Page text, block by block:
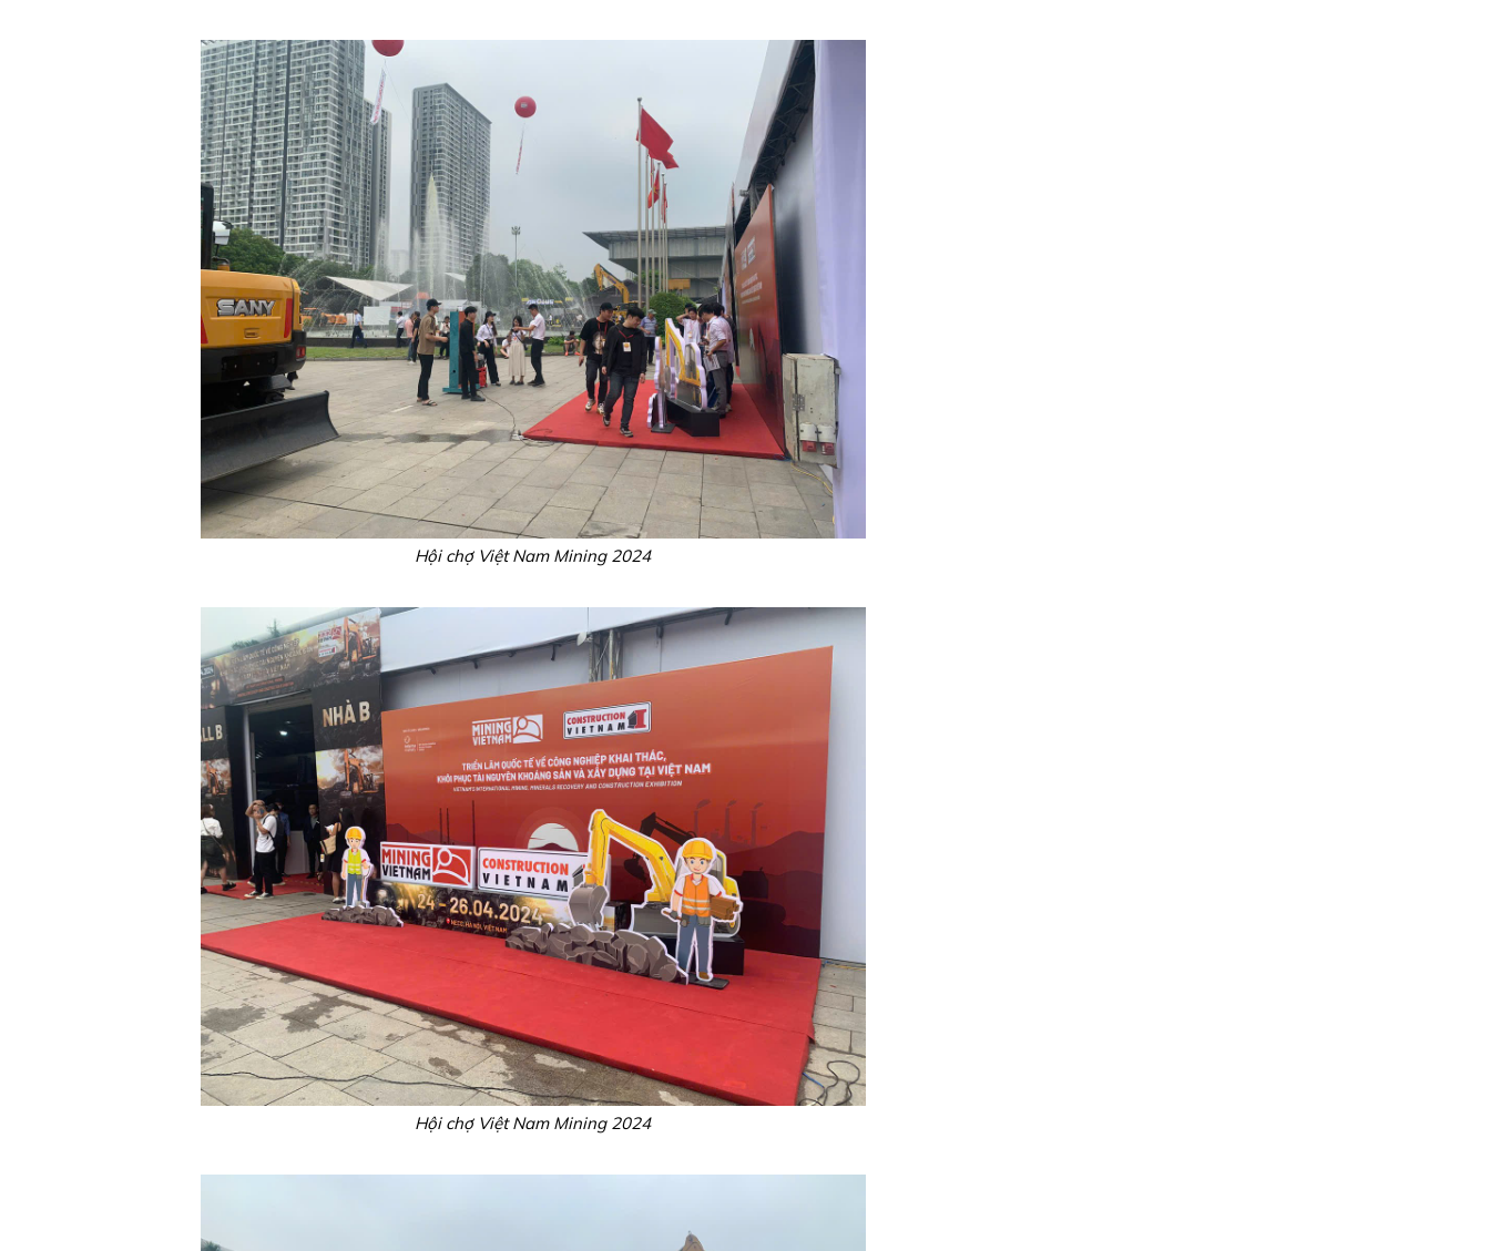
Hội chợ Việt Nam Mining 2024
Hội chợ Việt Nam Mining 2024